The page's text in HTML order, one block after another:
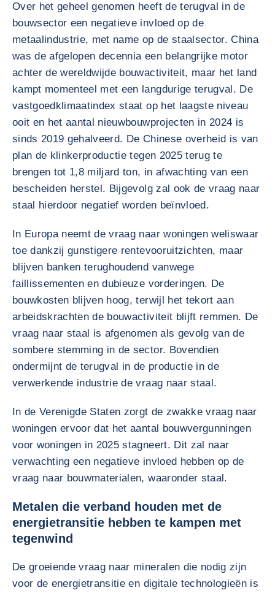
Over het geheel genomen heeft de terugval in de
bouwsector een negatieve invloed op de
metaalindustrie, met name op de staalsector. China
was de afgelopen decennia een belangrijke motor
achter de wereldwijde bouwactiviteit, maar het land
kampt momenteel met een langdurige terugval. De
vastgoedklimaatindex staat op het laagste niveau
ooit en het aantal nieuwbouwprojecten in 2024 is
sinds 2019 gehalveerd. De Chinese overheid is van
plan de klinkerproductie tegen 2025 terug te
brengen tot 1,8 miljard ton, in afwachting van een
bescheiden herstel. Bijgevolg zal ook de vraag naar
staal hierdoor negatief worden beïnvloed.
In Europa neemt de vraag naar woningen weliswaar
toe dankzij gunstigere rentevooruitzichten, maar
blijven banken terughoudend vanwege
faillissementen en dubieuze vorderingen. De
bouwkosten blijven hoog, terwijl het tekort aan
arbeidskrachten de bouwactiviteit blijft remmen. De
vraag naar staal is afgenomen als gevolg van de
sombere stemming in de sector. Bovendien
ondermijnt de terugval in de productie in de
verwerkende industrie de vraag naar staal.
In de Verenigde Staten zorgt de zwakke vraag naar
woningen ervoor dat het aantal bouwvergunningen
voor woningen in 2025 stagneert. Dit zal naar
verwachting een negatieve invloed hebben op de
vraag naar bouwmaterialen, waaronder staal.
Metalen die verband houden met de
energietransitie hebben te kampen met
tegenwind
De groeiende vraag naar mineralen die nodig zijn
voor de energietransitie en digitale technologieën is